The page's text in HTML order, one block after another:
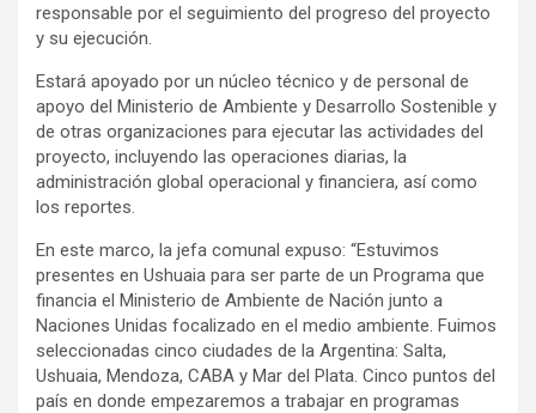
responsable por el seguimiento del progreso del proyecto
y su ejecución.
Estará apoyado por un núcleo técnico y de personal de
apoyo del Ministerio de Ambiente y Desarrollo Sostenible y
de otras organizaciones para ejecutar las actividades del
proyecto, incluyendo las operaciones diarias, la
administración global operacional y financiera, así como
los reportes.
En este marco, la jefa comunal expuso: “Estuvimos
presentes en Ushuaia para ser parte de un Programa que
financia el Ministerio de Ambiente de Nación junto a
Naciones Unidas focalizado en el medio ambiente. Fuimos
seleccionadas cinco ciudades de la Argentina: Salta,
Ushuaia, Mendoza, CABA y Mar del Plata. Cinco puntos del
país en donde empezaremos a trabajar en programas